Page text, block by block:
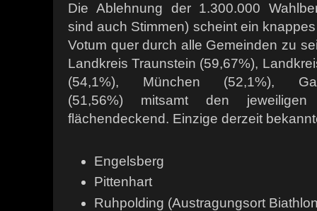
Die Ablehnung der 1.300.000
sind auch Stimmen) scheint ein
Votum quer durch alle Gemeinden zu
Landkreis Traunstein (59,67%),
(54,1%), München (52,1%),
(51,56%) mitsamt den jeweiligen
flächendeckend. Einzige derzeit
Engelsberg
Pittenhart
Ruhpolding (Austragungsort